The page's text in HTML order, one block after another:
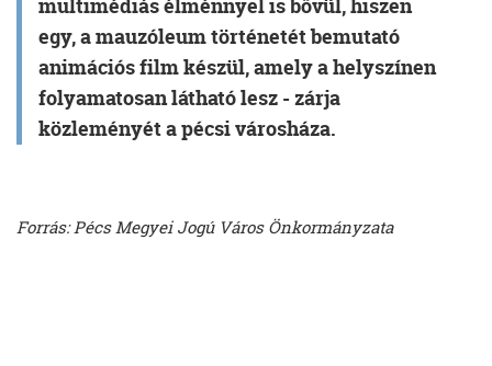
multimédiás élménnyel is bővül, hiszen
egy, a mauzóleum történetét bemutató
animációs film készül, amely a helyszínen
folyamatosan látható lesz - zárja
közleményét a pécsi városháza.
Forrás: Pécs Megyei Jogú Város Önkormányzata